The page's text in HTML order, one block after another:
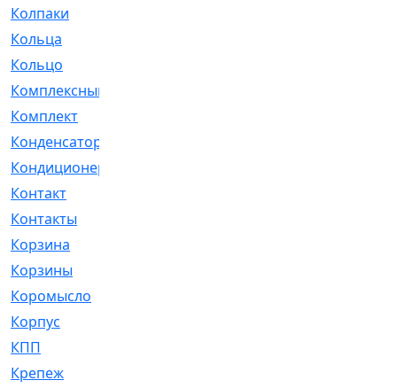
Колпаки
Кольца
Кольцо
Комплексный
Комплект
Конденсатор
Кондиционер
Контакт
Контакты
Корзина
Корзины
Коромысло
Корпус
КПП
Крепеж